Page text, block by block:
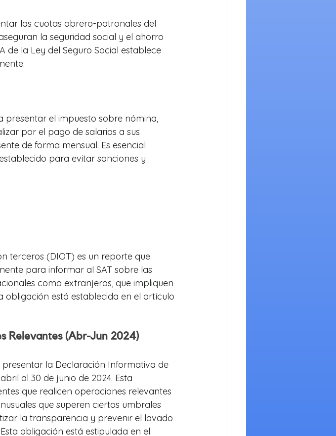
las cuotas obrero-patronales del
la seguridad social y el ahorro
de la Ley del Seguro Social establece
presentar el impuesto sobre nómina,
por el pago de salarios a sus
de forma mensual. Es esencial
para evitar sanciones y
terceros (DIOT) es un reporte que
para informar al SAT sobre las
como extranjeros, que impliquen
obligación está establecida en el artículo
Relevantes (Abr-Jun 2024)
la Declaración Informativa de
al 30 de junio de 2024. Esta
que realicen operaciones relevantes
que superen ciertos umbrales
la transparencia y prevenir el lavado
obligación está estipulada en el